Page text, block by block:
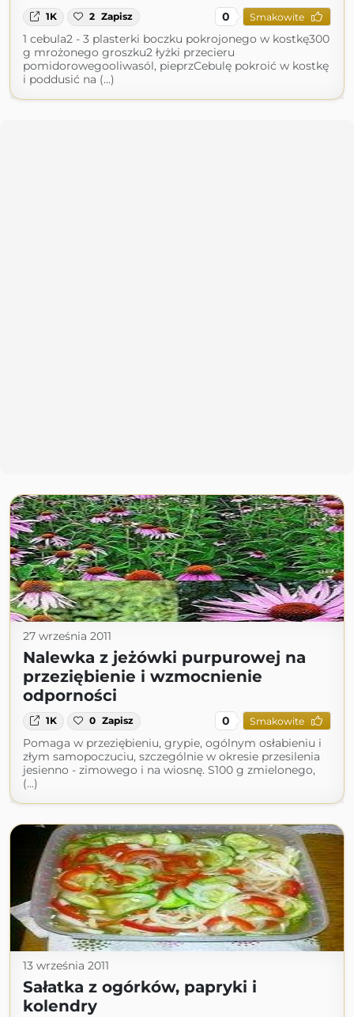
1K 2 Zapisz 0 Smakowite
1 cebula2 - 3 plasterki boczku pokrojonego w kostkę300
g mrożonego groszku2 łyżki przecieru
pomidorowegooliwasól, pieprzCebulę pokroić w kostkę
i poddusić na (...)
27 września 2011
Nalewka z jeżówki purpurowej na
przeziębienie i wzmocnienie
odporności
1K 0 Zapisz 0 Smakowite
Pomaga w przeziębieniu, grypie, ogólnym osłabieniu i
złym samopoczuciu, szczególnie w okresie przesilenia
jesienno - zimowego i na wiosnę. S100 g zmielonego,
(...)
13 września 2011
Sałatka z ogórków, papryki i
kolendry